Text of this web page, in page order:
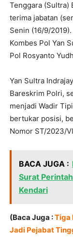
Tenggara (Sultra)
terima jabatan
Senin (16/9/
Kombes Pol Yan
Pol Rosyanto
Yan Sultra
Bareskrim Polri,
menjadi Wadir
bertukar posisi,
Nomor ST/2023/
BACA JUGA :
Surat
Kendari
(Baca Juga :Tiga
Jadi Pejabat